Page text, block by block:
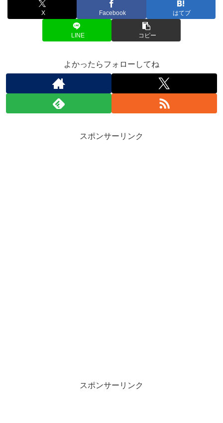
X Facebook はてブ
LINE コピー
よかったらフォローしてね
スポンサーリンク
スポンサーリンク